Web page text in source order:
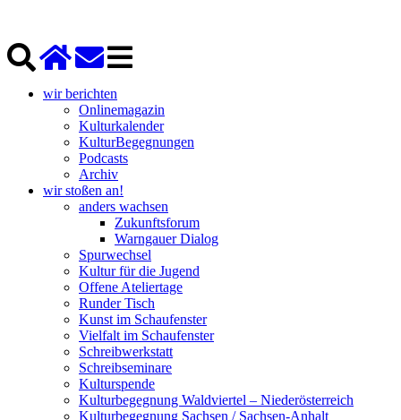
wir berichten
Onlinemagazin
Kulturkalender
KulturBegegnungen
Podcasts
Archiv
wir stoßen an!
anders wachsen
Zukunftsforum
Warngauer Dialog
Spurwechsel
Kultur für die Jugend
Offene Ateliertage
Runder Tisch
Kunst im Schaufenster
Vielfalt im Schaufenster
Schreibwerkstatt
Schreibseminare
Kulturspende
Kulturbegegnung Waldviertel – Niederösterreich
Kulturbegegnung Sachsen / Sachsen-Anhalt